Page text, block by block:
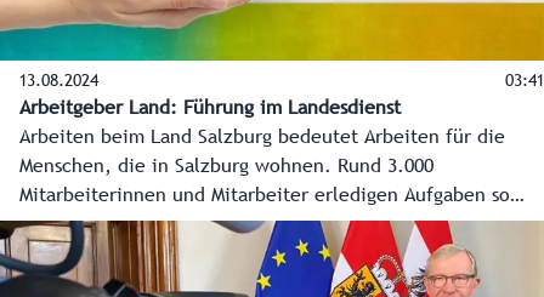
13.08.2024 03:41
Arbeitgeber Land: Führung im Landesdienst
Arbeiten beim Land Salzburg bedeutet Arbeiten für die
Menschen, die in Salzburg wohnen. Rund 3.000
Mitarbeiterinnen und Mitarbeiter erledigen Aufgaben so
vielseitig wie das Lebens selber.